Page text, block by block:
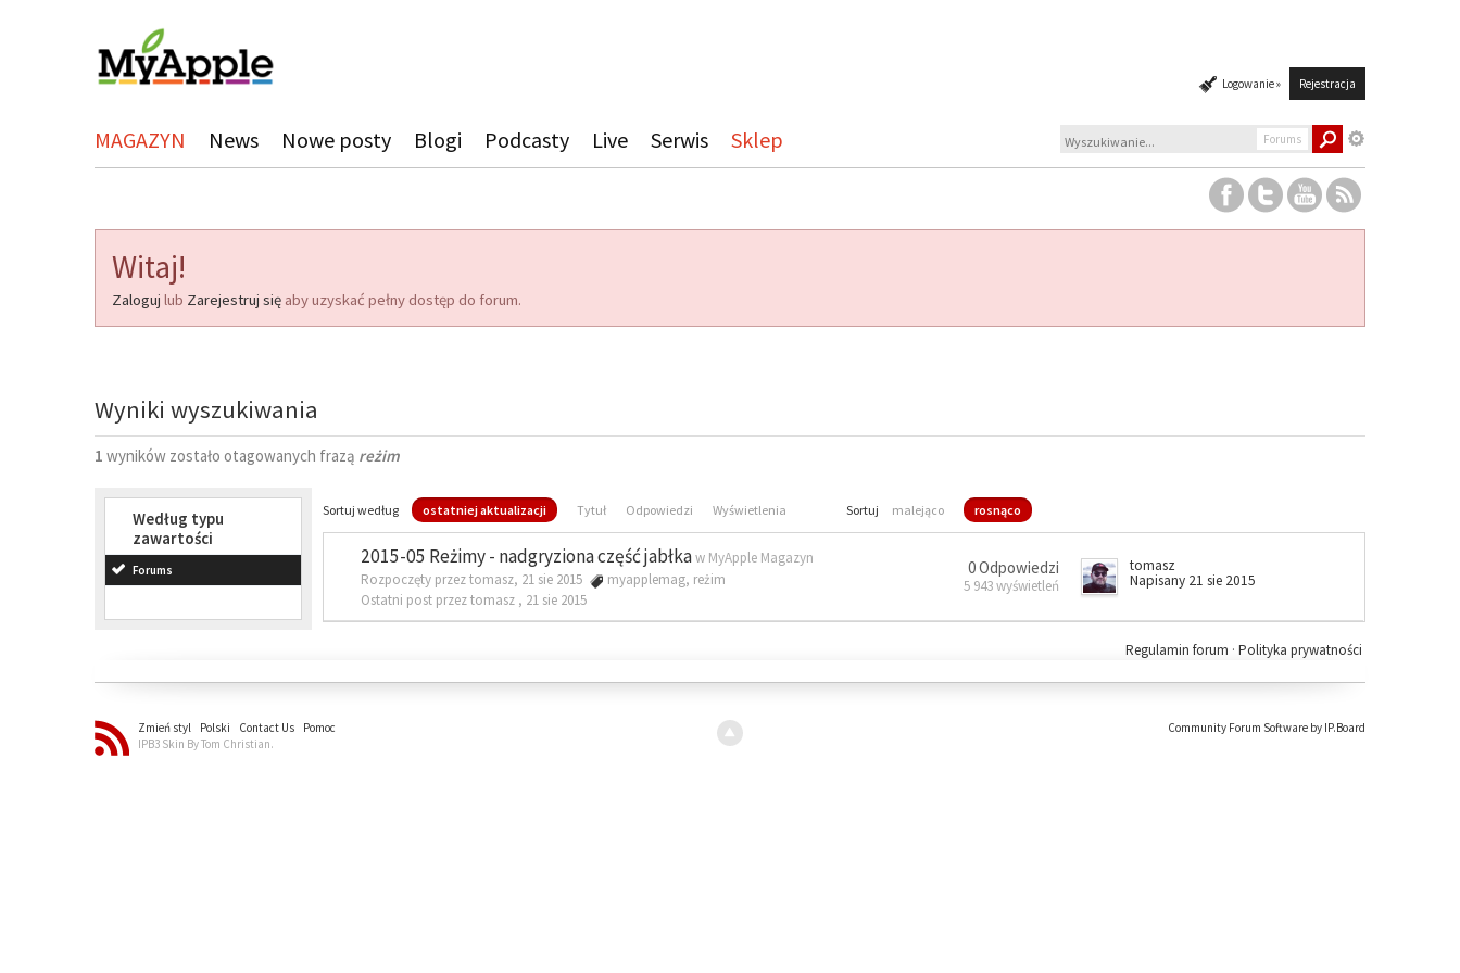
Logowanie » Rejestracja
MAGAZYN News Nowe posty Blogi Podcasty Live Serwis Sklep Forums
Witaj!
Zaloguj lub Zarejestruj się aby uzyskać pełny dostęp do forum.
Wyniki wyszukiwania
1 wyników zostało otagowanych frazą reżim
Według typu
zawartości
Forums
Sortuj według ostatniej aktualizacji Tytuł Odpowiedzi Wyświetlenia Sortuj malejąco rosnąco
2015-05 Reżimy - nadgryziona część jabłkaw MyApple Magazyn
Rozpoczęty przez tomasz, 21 sie 2015
myapplemag, reżim
Ostatni post przez tomasz , 21 sie 2015
0 Odpowiedzi
5 943 wyświetleń
tomasz
Napisany 21 sie 2015
Polityka prywatności
Regulamin forum ·
Zmień styl Polski Contact Us
Pomoc
IPB3 Skin By Tom Christian.
Community Forum Software by IP.Board